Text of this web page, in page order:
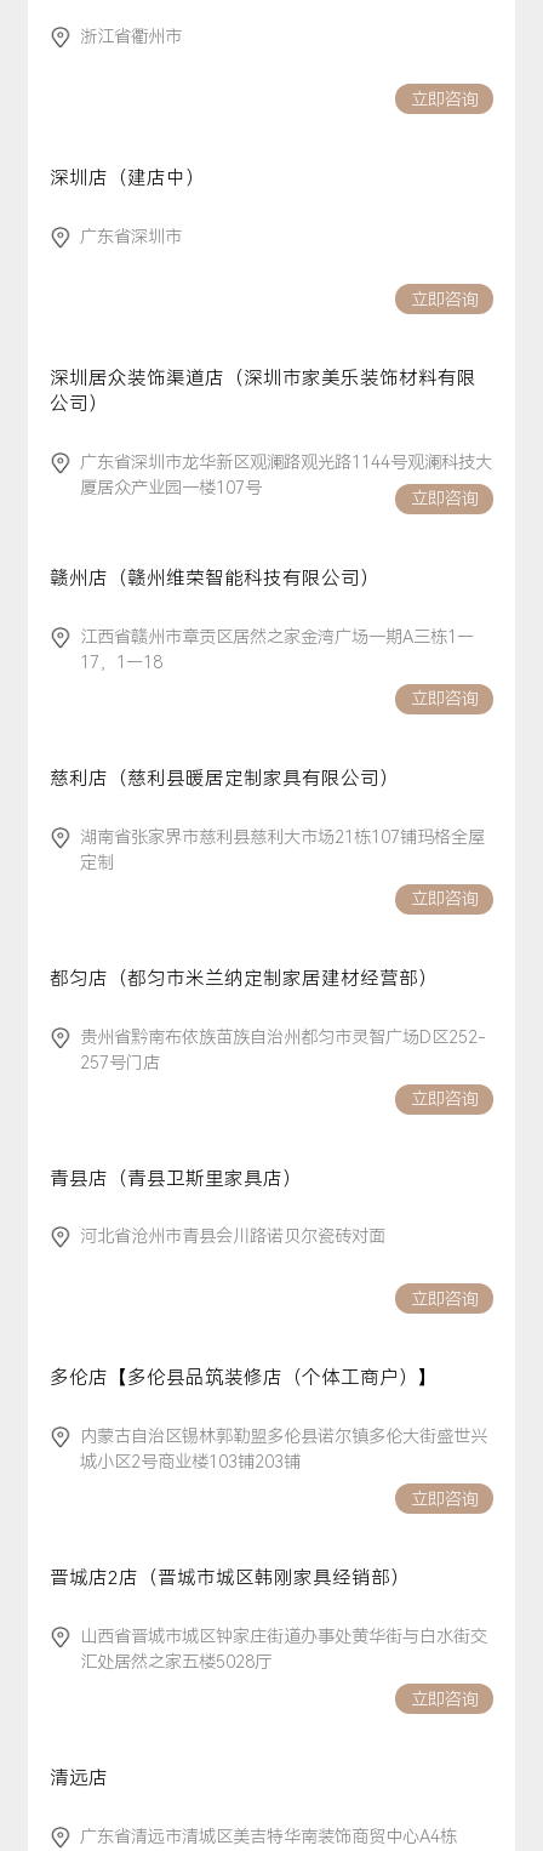
浙江省衢州市
立即咨询
深圳店（建店中）
广东省深圳市
立即咨询
深圳居众装饰渠道店（深圳市家美乐装饰材料有限
公司）
广东省深圳市龙华新区观澜路观光路1144号观澜科技大
厦居众产业园一楼107号
立即咨询
赣州店（赣州维荣智能科技有限公司）
江西省赣州市章贡区居然之家金湾广场一期A三栋1—
17，1—18
立即咨询
慈利店（慈利县暖居定制家具有限公司）
湖南省张家界市慈利县慈利大市场21栋107铺玛格全屋
定制
立即咨询
都匀店（都匀市米兰纳定制家居建材经营部）
贵州省黔南布依族苗族自治州都匀市灵智广场D区252-
257号门店
立即咨询
青县店（青县卫斯里家具店）
河北省沧州市青县会川路诺贝尔瓷砖对面
立即咨询
多伦店【多伦县品筑装修店（个体工商户）】
内蒙古自治区锡林郭勒盟多伦县诺尔镇多伦大街盛世兴
城小区2号商业楼103铺203铺
立即咨询
晋城店2店（晋城市城区韩刚家具经销部）
山西省晋城市城区钟家庄街道办事处黄华街与白水街交
汇处居然之家五楼5028厅
立即咨询
清远店
广东省清远市清城区美吉特华南装饰商贸中心A4栋